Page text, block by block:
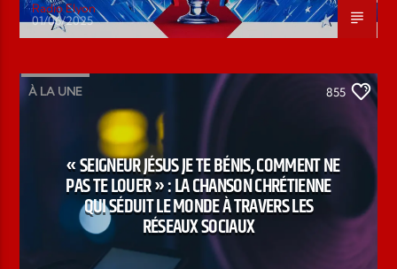
Radio Elyon
01/06/2025
À LA UNE 855
« SEIGNEUR JÉSUS JE TE BÉNIS, COMMENT NE
PAS TE LOUER » : LA CHANSON CHRÉTIENNE
QUI SÉDUIT LE MONDE À TRAVERS LES
RÉSEAUX SOCIAUX